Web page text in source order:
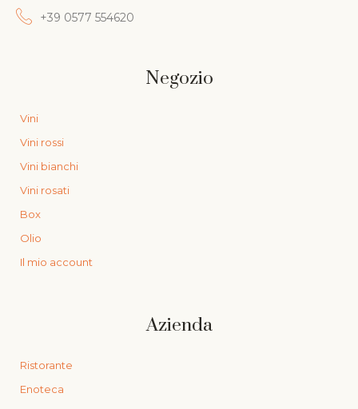
+39 0577 554620
Negozio
Vini
Vini rossi
Vini bianchi
Vini rosati
Box
Olio
Il mio account
Azienda
Ristorante
Enoteca